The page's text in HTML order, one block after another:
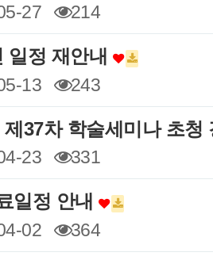
27 214
일정 재안내
13 243
제37차 학술세미나 초청
23 331
일정 안내
02 364